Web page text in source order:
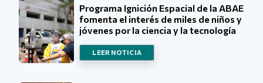
Programa Ignición Espacial de la ABAE
fomenta el interés de miles de niños y
jóvenes por la ciencia y la tecnología
LEER NOTICIA